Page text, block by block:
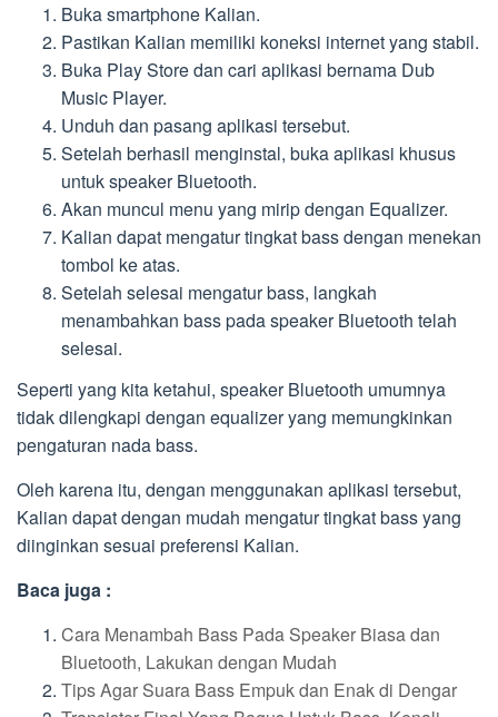
Buka smartphone Kalian.
Pastikan Kalian memiliki koneksi internet yang stabil.
Buka Play Store dan cari aplikasi bernama Dub
Music Player.
Unduh dan pasang aplikasi tersebut.
Setelah berhasil menginstal, buka aplikasi khusus
untuk speaker Bluetooth.
Akan muncul menu yang mirip dengan Equalizer.
Kalian dapat mengatur tingkat bass dengan menekan
tombol ke atas.
Setelah selesai mengatur bass, langkah
menambahkan bass pada speaker Bluetooth telah
selesai.
Seperti yang kita ketahui, speaker Bluetooth umumnya
tidak dilengkapi dengan equalizer yang memungkinkan
pengaturan nada bass.
Oleh karena itu, dengan menggunakan aplikasi tersebut,
Kalian dapat dengan mudah mengatur tingkat bass yang
diinginkan sesuai preferensi Kalian.
Baca juga :
Cara Menambah Bass Pada Speaker Biasa dan
Bluetooth, Lakukan dengan Mudah
Tips Agar Suara Bass Empuk dan Enak di Dengar